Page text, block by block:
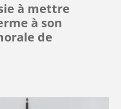
à mettre
à son
de